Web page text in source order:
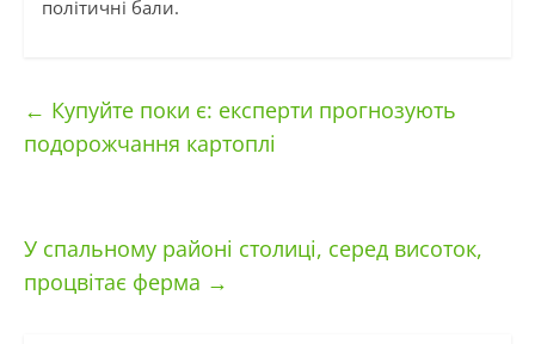
політичні бали.
← Купуйте поки є: експерти прогнозують
подорожчання картоплі
У спальному районі столиці, серед висоток,
процвітає ферма →